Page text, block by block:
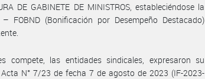
DE GABINETE DE MINISTROS, estableciéndose la
FOBND (Bonificación por Desempeño Destacado)
compete, las entidades sindicales, expresaron su
N° 7/23 de fecha 7 de agosto de 2023 (IF-2023-